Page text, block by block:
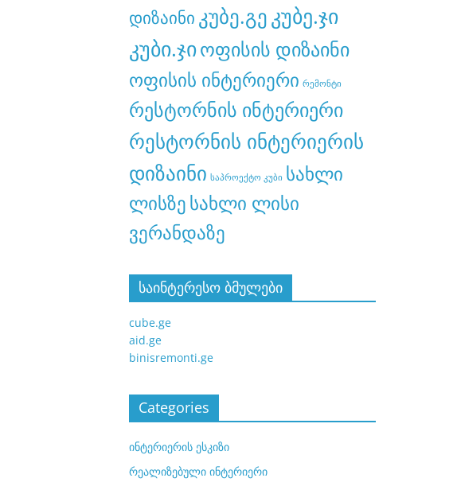
დიზაინი კუბე.გეკუბე.ჯი
კუბი.ჯიოფისის დიზაინი
ოფისის ინტერიერი რემონტი
რესტორნის ინტერიერი
რესტორნის ინტერიერის
დიზაინი საპროექტო კუბი სახლი
ლისზესახლი ლისი
ვერანდაზე
საინტერესო ბმულები
cube.ge
aid.ge
binisremonti.ge
Categories
ინტერიერის ესკიზი
რეალიზებული ინტერიერი